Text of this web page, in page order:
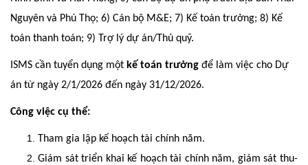
Nguyên và Phú Thọ; 6) Cán bộ M&E; 7) Kế toán trưởng; 8) Kế
toán thanh toán; 9) Trợ lý dự án/Thủ quỹ.
ISMS cần tuyển dụng một kế toán trưởng để làm việc cho Dự
án từ ngày 2/1/2026 đến ngày 31/12/2026.
Công việc cụ thể:
Tham gia lập kế hoạch tài chính năm.
Giám sát triển khai kế hoạch tài chính năm, giám sát thu-